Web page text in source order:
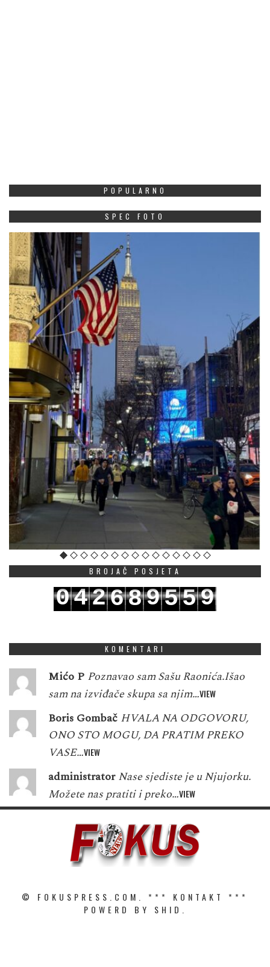
POPULARNO
SPEC FOTO
BROJAČ POSJETA
042689559
KOMENTARI
Mićo P Poznavao sam Sašu Raonića.Išao
sam na izviđače skupa sa njim…VIEW
Boris Gombač HVALA NA ODGOVORU,
ONO STO MOGU, DA PRATIM PREKO
VASE…VIEW
administrator Nase sjediste je u Njujorku.
Možete nas pratiti i preko…VIEW
© FOKUSPRESS.COM. *** KONTAKT
***
POWERD BY SHID.